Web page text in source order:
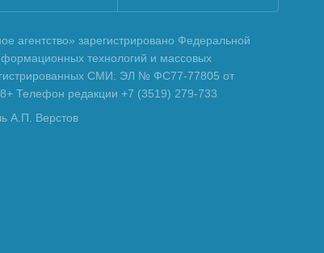
агентство» зарегистрировано Федеральной
технологий и массовых
СМИ: ЭЛ № ФС77-77805 от
Телефон редакции +7 (3519) 279-733
А.П. Верстов